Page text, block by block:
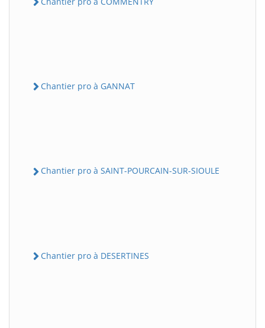
Chantier pro à GANNAT
Chantier pro à SAINT-POURCAIN-SUR-SIOULE
Chantier pro à DESERTINES